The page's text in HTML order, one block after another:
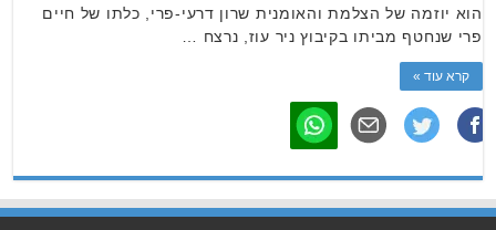
הוא יוזמה של הצלמת והאומנית שרון דרעי-פרי, כלתו של חיים
פרי שנחטף מביתו בקיבוץ ניר עוז, נרצח …
קרא עוד »